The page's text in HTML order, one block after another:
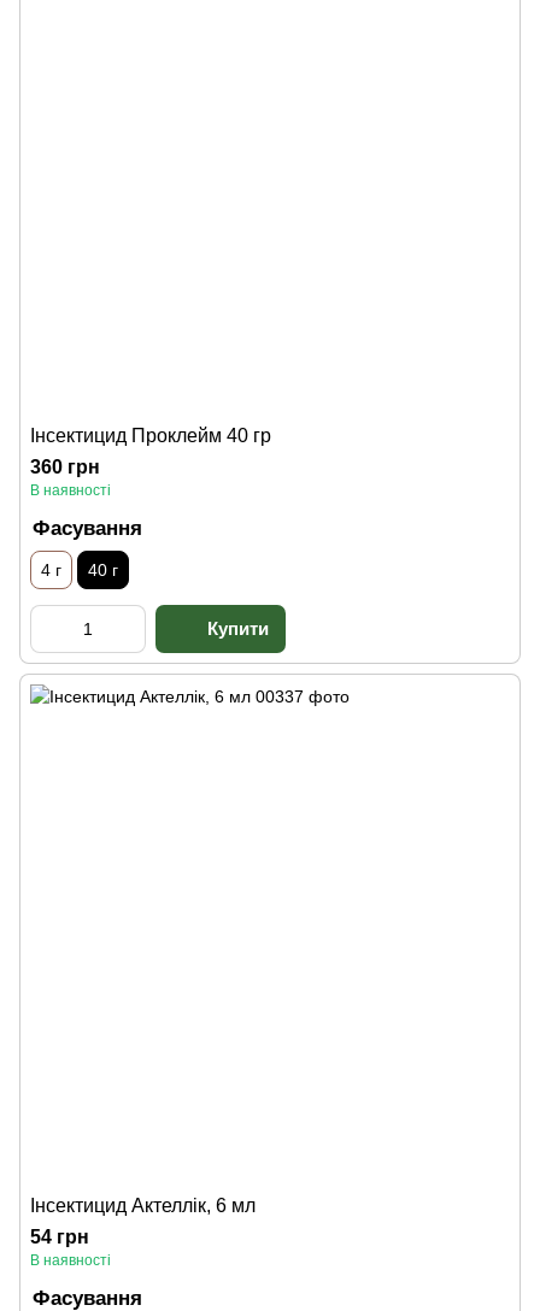
Інсектицид Проклейм 40 гр
360 грн
В наявності
Фасування
4 г 40 г
Інсектицид Актеллік, 6 мл
54 грн
В наявності
Фасування